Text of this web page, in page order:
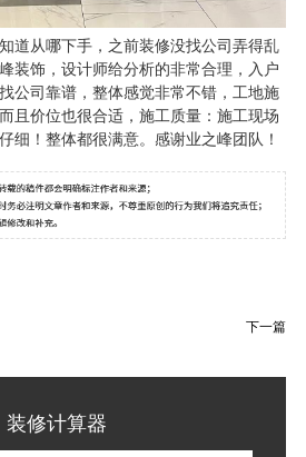
道从哪下手，之前装修没找公司弄得乱
装饰，设计师给分析的非常合理，入户
公司靠谱，整体感觉非常不错，工地施
且价位也很合适，施工质量：施工现场
细！整体都很满意。感谢业之峰团队！
下一篇
装修计算器